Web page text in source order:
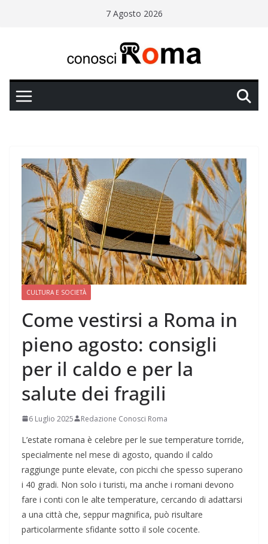
7 Agosto 2026
CULTURA E SOCIETÀ
Come vestirsi a Roma in
pieno agosto: consigli
per il caldo e per la
salute dei fragili
6 Luglio 2025 Redazione Conosci Roma
L’estate romana è celebre per le sue temperature torride,
specialmente nel mese di agosto, quando il caldo
raggiunge punte elevate, con picchi che spesso superano
i 40 gradi. Non solo i turisti, ma anche i romani devono
fare i conti con le alte temperature, cercando di adattarsi
a una città che, seppur magnifica, può risultare
particolarmente sfidante sotto il sole cocente.